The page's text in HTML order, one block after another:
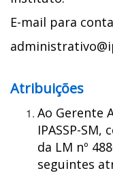
E-mail para
Atribuições
Ao Gerente
IPASSP-
da LM nº
seguintes